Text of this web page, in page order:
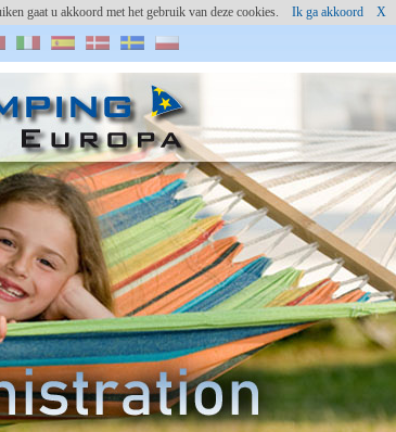
gaat u akkoord met het gebruik van deze cookies. Ik ga akkoord
X